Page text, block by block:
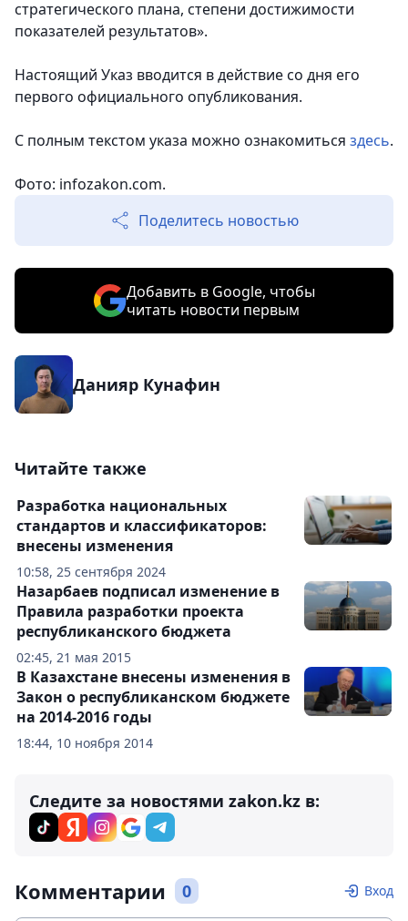
стратегического плана, степени достижимости
показателей результатов».
Настоящий Указ вводится в действие со дня его
первого официального опубликования.
С полным текстом указа можно ознакомиться здесь.
Фото: infozakon.com.
Поделитесь новостью
Добавить в Google, чтобы
читать новости первым
Данияр Кунафин
Читайте также
10:58, 25 сентября 2024
Разработка национальных
стандартов и классификаторов:
внесены изменения
02:45, 21 мая 2015
Назарбаев подписал изменение в
Правила разработки проекта
республиканского бюджета
18:44, 10 ноября 2014
В Казахстане внесены изменения в
Закон о республиканском бюджете
на 2014-2016 годы
Следите за новостями zakon.kz в:
Комментарии 0 Вход